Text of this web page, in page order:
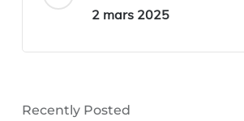
2 mars 2025
Recently Posted